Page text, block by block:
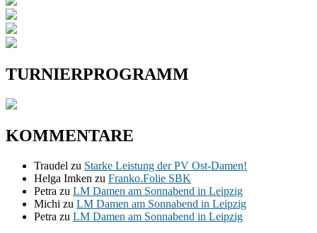
TURNIERPROGRAMM
KOMMENTARE
Traudel zu Starke Leistung der PV Ost-Damen!
Helga Imken zu Franko.Folie SBK
Petra zu LM Damen am Sonnabend in Leipzig
Michi zu LM Damen am Sonnabend in Leipzig
Petra zu LM Damen am Sonnabend in Leipzig